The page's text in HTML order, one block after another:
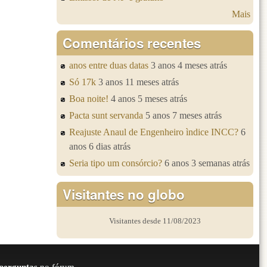
Mais
Comentários recentes
anos entre duas datas 3 anos 4 meses atrás
Só 17k 3 anos 11 meses atrás
Boa noite! 4 anos 5 meses atrás
Pacta sunt servanda 5 anos 7 meses atrás
Reajuste Anaul de Engenheiro ìndice INCC? 6
anos 6 dias atrás
Seria tipo um consórcio? 6 anos 3 semanas atrás
Visitantes no globo
Visitantes desde 11/08/2023